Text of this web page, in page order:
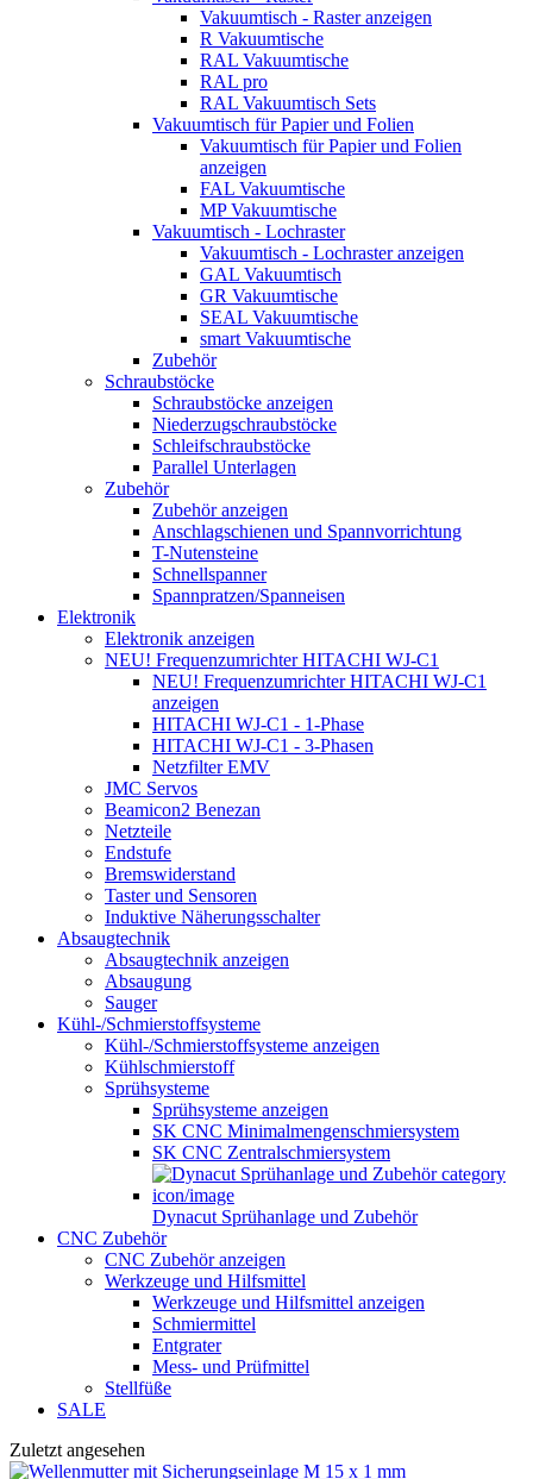
Vakuumtisch - Raster anzeigen
R Vakuumtische
RAL Vakuumtische
RAL pro
RAL Vakuumtisch Sets
Vakuumtisch für Papier und Folien
Vakuumtisch für Papier und Folien
anzeigen
FAL Vakuumtische
MP Vakuumtische
Vakuumtisch - Lochraster
Vakuumtisch - Lochraster anzeigen
GAL Vakuumtisch
GR Vakuumtische
SEAL Vakuumtische
smart Vakuumtische
Zubehör
Schraubstöcke
Schraubstöcke anzeigen
Niederzugschraubstöcke
Schleifschraubstöcke
Parallel Unterlagen
Zubehör
Zubehör anzeigen
Anschlagschienen und Spannvorrichtung
T-Nutensteine
Schnellspanner
Spannpratzen/Spanneisen
Elektronik
Elektronik anzeigen
NEU! Frequenzumrichter HITACHI WJ-C1
NEU! Frequenzumrichter HITACHI WJ-C1
anzeigen
HITACHI WJ-C1 - 1-Phase
HITACHI WJ-C1 - 3-Phasen
Netzfilter EMV
JMC Servos
Beamicon2 Benezan
Netzteile
Endstufe
Bremswiderstand
Taster und Sensoren
Induktive Näherungsschalter
Absaugtechnik
Absaugtechnik anzeigen
Absaugung
Sauger
Kühl-/Schmierstoffsysteme
Kühl-/Schmierstoffsysteme anzeigen
Kühlschmierstoff
Sprühsysteme
Sprühsysteme anzeigen
SK CNC Minimalmengenschmiersystem
SK CNC Zentralschmiersystem
Dynacut Sprühanlage und Zubehör
CNC Zubehör
CNC Zubehör anzeigen
Werkzeuge und Hilfsmittel
Werkzeuge und Hilfsmittel anzeigen
Schmiermittel
Entgrater
Mess- und Prüfmittel
Stellfüße
SALE
Zuletzt angesehen